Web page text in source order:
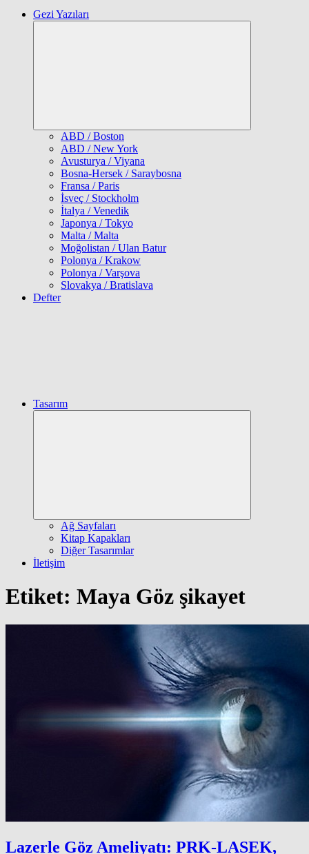
Gezi Yazıları
ABD / Boston
ABD / New York
Avusturya / Viyana
Bosna-Hersek / Saraybosna
Fransa / Paris
İsveç / Stockholm
İtalya / Venedik
Japonya / Tokyo
Malta / Malta
Moğolistan / Ulan Batur
Polonya / Krakow
Polonya / Varşova
Slovakya / Bratislava
Defter
Tasarım
Ağ Sayfaları
Kitap Kapakları
Diğer Tasarımlar
İletişim
Etiket: Maya Göz şikayet
Lazerle Göz Ameliyatı: PRK-LASEK,